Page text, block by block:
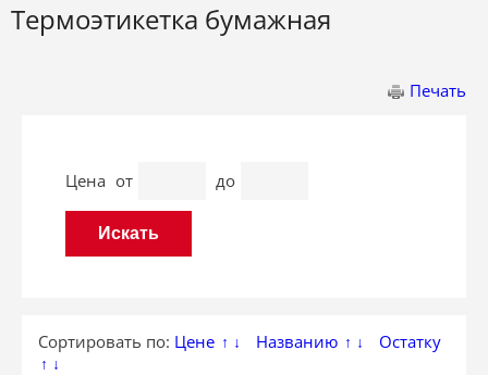
Термоэтикетка бумажная
Печать
Цена от до
Сортировать по: Цене ↑ ↓ Названию ↑ ↓ Остатку
↑ ↓